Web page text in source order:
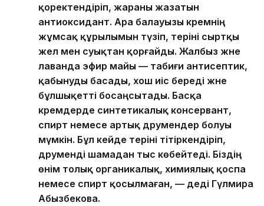
қоректендіріп, жараны жазатын
антиоксидант. Ара балауызы кремнің
жұмсақ құрылымын түзіп, теріні сыртқы
жел мен суықтан қорғайды. Жалбыз және
лаванда эфир майы — табиғи антисептик,
қабынуды басады, хош иіс береді және
бұлшықетті босаңсытады. Басқа
кремдерде синтетикалық консервант,
спирт немесе артық дәрумендер болуы
мүмкін. Бұл кейде теріні тітіркендіріп,
дәруменді шамадан тыс көбейтеді. Біздің
өнім толық органикалық, химиялық қоспа
немесе спирт қосылмаған, — деді Гүлмира
Абызбекова.